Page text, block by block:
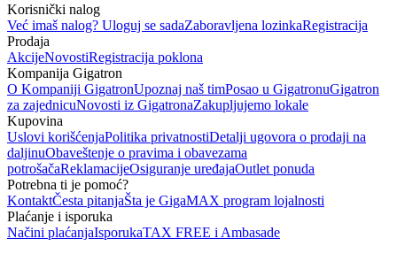
Korisnički nalog
Već imaš nalog? Uloguj se sadaZaboravljena lozinkaRegistracija
Prodaja
AkcijeNovostiRegistracija poklona
Kompanija Gigatron
O Kompaniji GigatronUpoznaj naš timPosao u GigatronuGigatron
za zajednicuNovosti iz GigatronaZakupljujemo lokale
Kupovina
Uslovi korišćenjaPolitika privatnostiDetalji ugovora o prodaji na
daljinuObaveštenje o pravima i obavezama
potrošačaReklamacijeOsiguranje uređajaOutlet ponuda
Potrebna ti je pomoć?
KontaktČesta pitanjaŠta je GigaMAX program lojalnosti
Plaćanje i isporuka
Načini plaćanjaIsporukaTAX FREE i Ambasade